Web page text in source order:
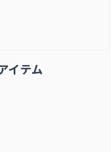
イテム